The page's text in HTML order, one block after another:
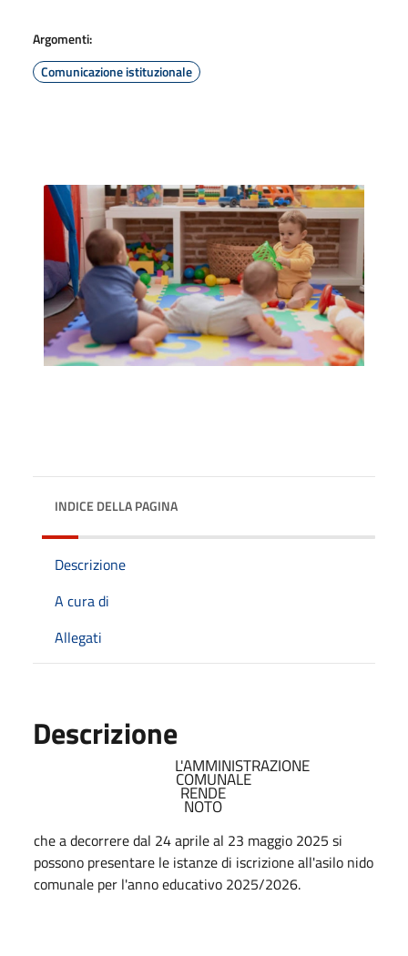
Argomenti:
Comunicazione istituzionale
INDICE DELLA PAGINA
Descrizione
A cura di
Allegati
Descrizione
L'AMMINISTRAZIONE
COMUNALE
RENDE
NOTO
che a decorrere dal 24 aprile al 23 maggio 2025 si
possono presentare le istanze di iscrizione all'asilo nido
comunale per l'anno educativo 2025/2026.